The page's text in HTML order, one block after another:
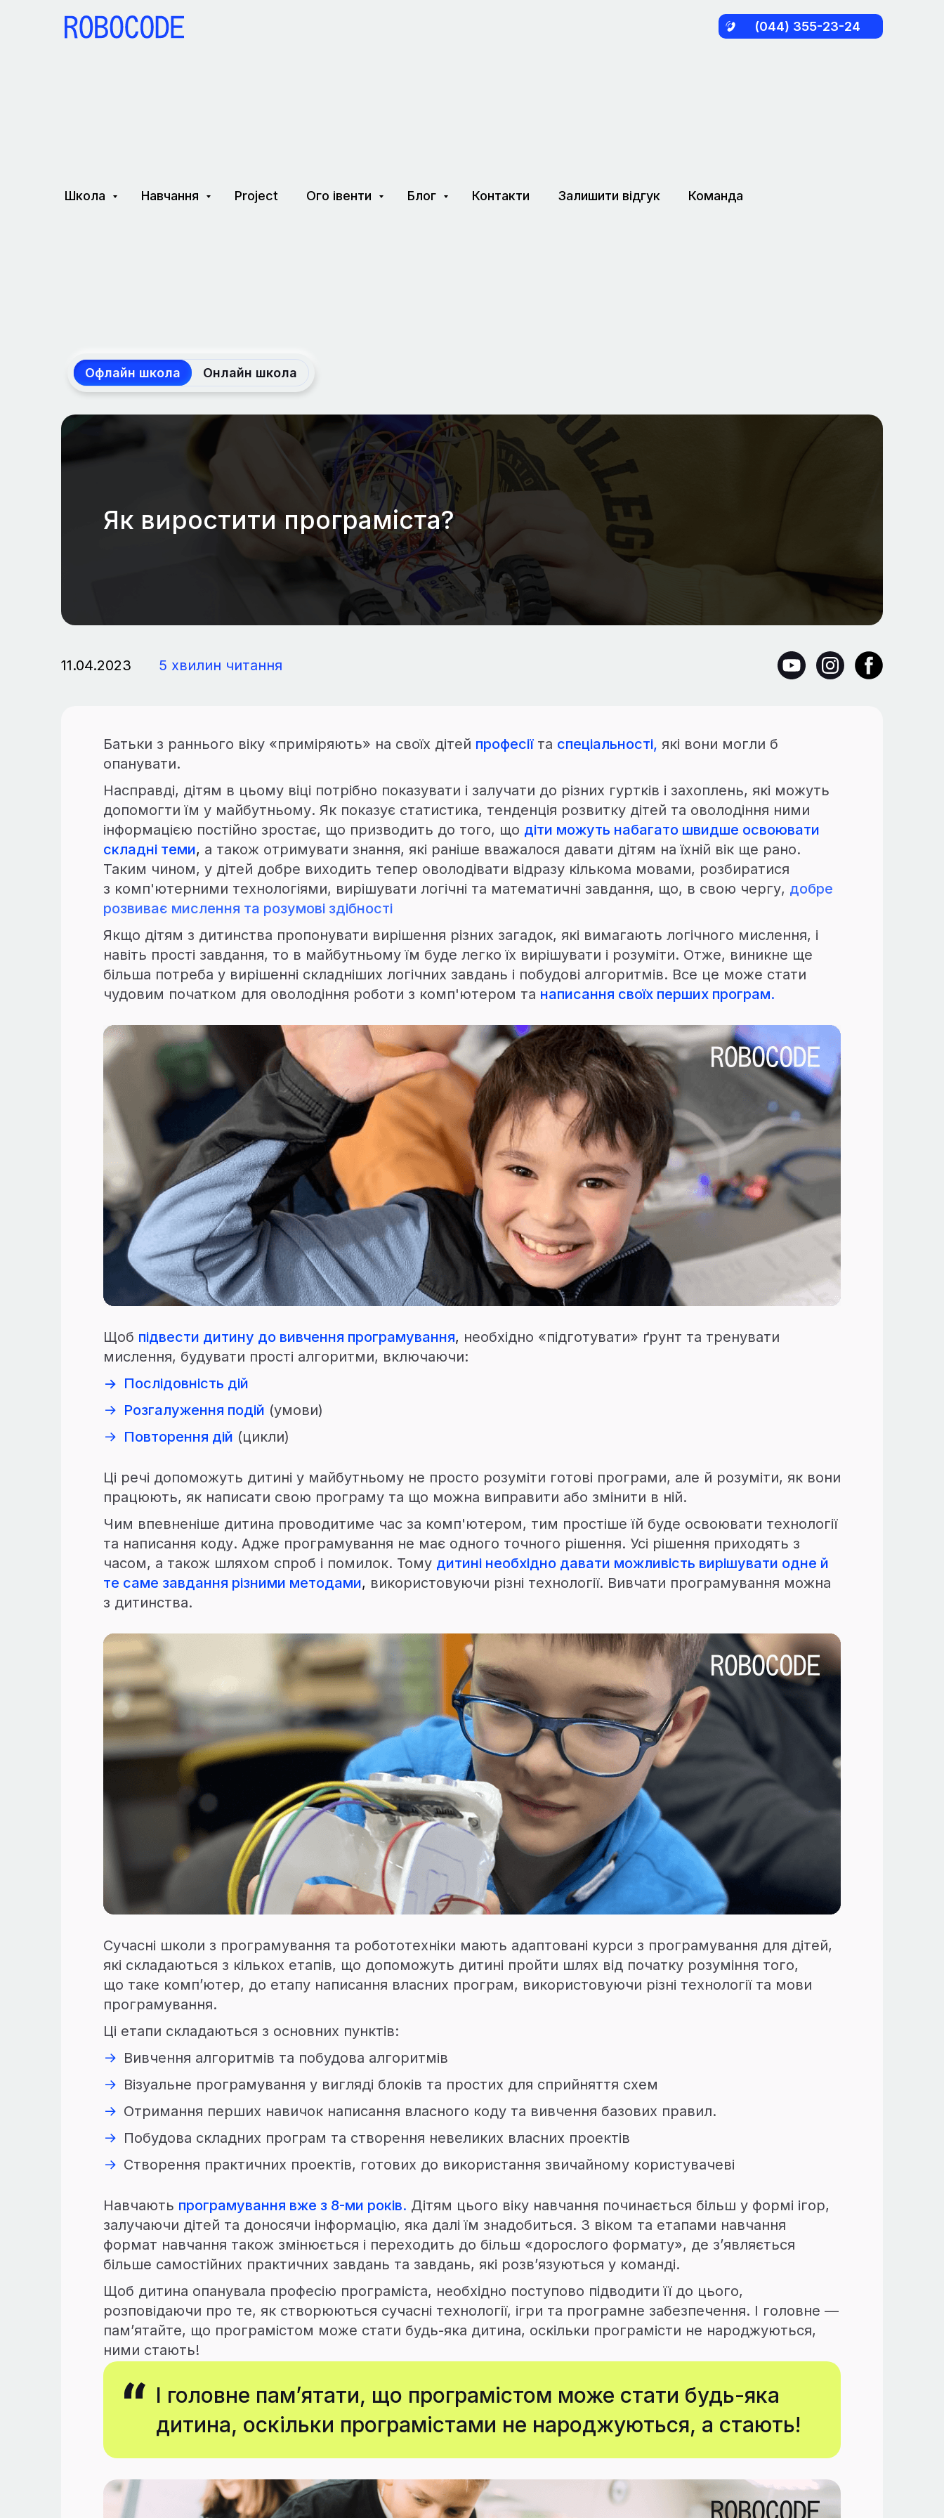
(044) 355-23-24
Школа Навчання Project Ого івенти Блог Контакти Залишити відгук Команда
Офлайн школа Онлайн школа
Як виростити програміста?
11.04.2023 5 хвилин читання
І головне пам’ятати, що програмістом може стати будь-яка
дитина, оскільки програмістами не народжуються, а стають!
→ Послідовність дій
Розгалуження подій (умови)
→
Повторення дій (цикли)
→
→ Вивчення алгоритмів та побудова алгоритмів
Візуальне програмування у вигляді блоків та простих для сприйняття схем
→
Отримання перших навичок написання власного коду та вивчення базових правил.
→
→ Побудова складних програм та створення невеликих власних проектів
Створення практичних проектів, готових до використання звичайному користувачеві
→
Батьки з раннього віку «приміряють» на своїх дітей професії та спеціальності, які вони могли б
опанувати.
Насправді, дітям в цьому віці потрібно показувати і залучати до різних гуртків і захоплень, які можуть
допомогти їм у майбутньому. Як показує статистика, тенденція розвитку дітей та оволодіння ними
інформацією постійно зростає, що призводить до того, що діти можуть набагато швидше освоювати
складні теми, а також отримувати знання, які раніше вважалося давати дітям на їхній вік ще рано.
Таким чином, у дітей добре виходить тепер оволодівати відразу кількома мовами, розбиратися
з комп'ютерними технологіями, вирішувати логічні та математичні завдання, що, в свою чергу, добре
розвиває мислення та розумові здібності
Якщо дітям з дитинства пропонувати вирішення різних загадок, які вимагають логічного мислення, і
навіть прості завдання, то в майбутньому їм буде легко їх вирішувати і розуміти. Отже, виникне ще
більша потреба у вирішенні складніших логічних завдань і побудові алгоритмів. Все це може стати
чудовим початком для оволодіння роботи з комп'ютером та написання своїх перших програм.
Щоб підвести дитину до вивчення програмування, необхідно «підготувати» ґрунт та тренувати
мислення, будувати прості алгоритми, включаючи:
Ці речі допоможуть дитині у майбутньому не просто розуміти готові програми, але й розуміти, як вони
працюють, як написати свою програму та що можна виправити або змінити в ній.
Чим впевненіше дитина проводитиме час за комп'ютером, тим простіше їй буде освоювати технології
та написання коду. Адже програмування не має одного точного рішення. Усі рішення приходять з
часом, а також шляхом спроб і помилок. Тому дитині необхідно давати можливість вирішувати одне й
те саме завдання різними методами, використовуючи різні технології. Вивчати програмування можна
з дитинства.
Сучасні школи з програмування та робототехніки мають адаптовані курси з програмування для дітей,
які складаються з кількох етапів, що допоможуть дитині пройти шлях від початку розуміння того,
що таке комп’ютер, до етапу написання власних програм, використовуючи різні технології та мови
програмування.
Ці етапи складаються з основних пунктів:
Навчають програмування вже з 8-ми років. Дітям цього віку навчання починається більш у формі ігор,
залучаючи дітей та доносячи інформацію, яка далі їм знадобиться. З віком та етапами навчання
формат навчання також змінюється і переходить до більш «дорослого формату», де з’являється
більше самостійних практичних завдань та завдань, які розв’язуються у команді.
Щоб дитина опанувала професію програміста, необхідно поступово підводити її до цього,
розповідаючи про те, як створюються сучасні технології, ігри та програмне забезпечення. І головне —
пам’ятайте, що програмістом може стати будь-яка дитина, оскільки програмісти не народжуються,
ними стають!